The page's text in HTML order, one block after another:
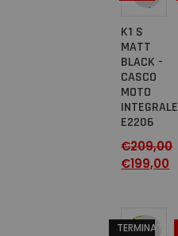
K1 S
MATT
BLACK -
CASCO
MOTO
INTEGRALE
E2206
€209,00
€199,00
TERMINATO